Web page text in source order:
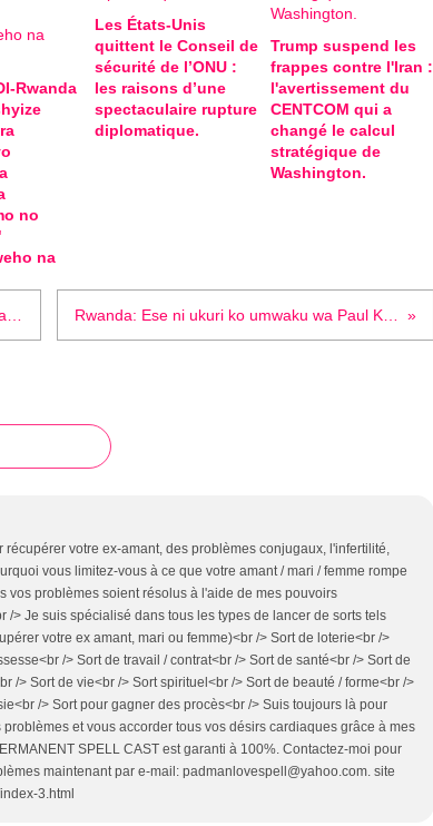
Rwanda
no
na
Les États-Unis
quittent le Conseil de
sécurité de l’ONU :
les raisons d’une
spectaculaire rupture
diplomatique.
Trump suspend les
frappes contre l'Iran :
l'avertissement du
CENTCOM qui a
changé le calcul
stratégique de
Washington.
votre ex-amant, des problèmes conjugaux, l'infertilité,
vous limitez-vous à ce que votre amant / mari / femme rompe
vos problèmes soient résolus à l'aide de mes pouvoirs
/> Je suis spécialisé dans tous les types de lancer de sorts tels
votre ex amant, mari ou femme)<br /> Sort de loterie<br />
/> Sort de travail / contrat<br /> Sort de santé<br /> Sort de
/> Sort de vie<br /> Sort spirituel<br /> Sort de beauté / forme<br />
/> Sort pour gagner des procès<br /> Suis toujours là pour
et vous accorder tous vos désirs cardiaques grâce à mes
SPELL CAST est garanti à 100%. Contactez-moi pour
maintenant par e-mail: padmanlovespell@yahoo.com. site
3.html